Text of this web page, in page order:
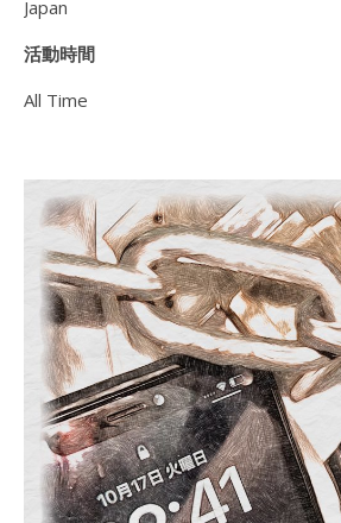
Japan
活動時間
All Time